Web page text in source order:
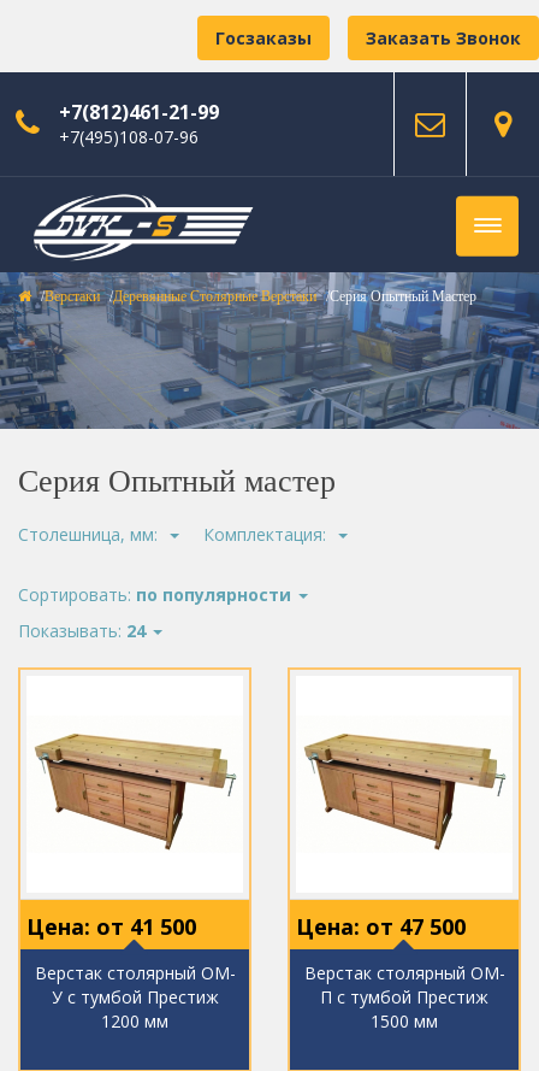
Заказать Звонок
Госзаказы
+7(812)461-21-99
+7(495)108-07-96
Верстаки Деревянные Столярные Верстаки Серия Опытный Мастер
Серия Опытный мастер
Столешница, мм: Комплектация:
Сортировать: по популярности
Показывать: 24
Цена: от 41 500
Верстак столярный ОМ-
У с тумбой Престиж
1200 мм
Цена: от 47 500
Верстак столярный ОМ-
П с тумбой Престиж
1500 мм